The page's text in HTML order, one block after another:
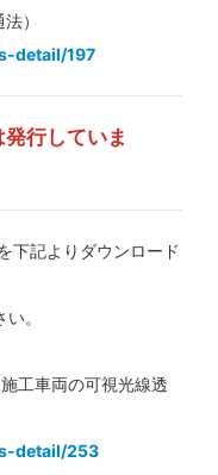
）
detail/197
行していま
下記よりダウンロード
。
工車両の可視光線透
detail/253